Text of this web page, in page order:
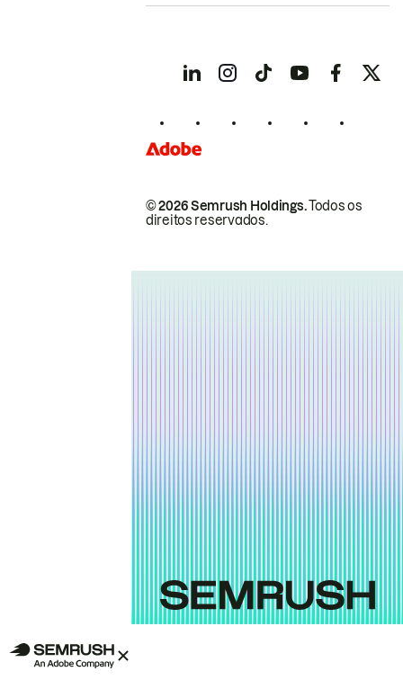
© 2026 Semrush Holdings.Todos os
direitos reservados.